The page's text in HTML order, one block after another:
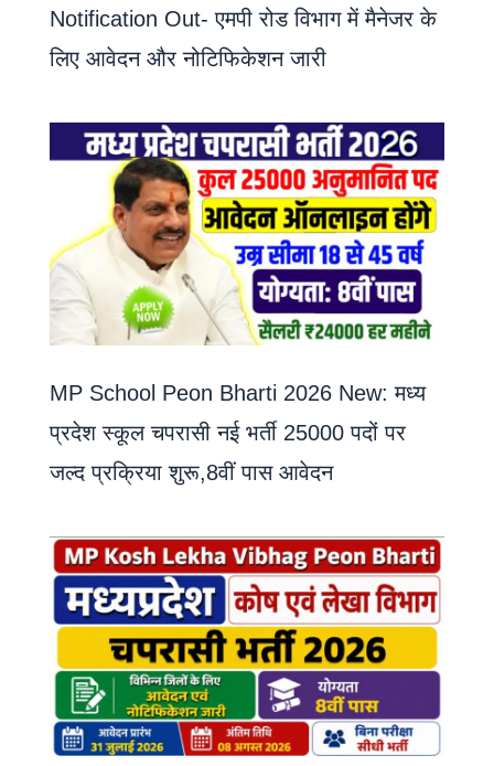
Notification Out- एमपी रोड विभाग में मैनेजर के
लिए आवेदन और नोटिफिकेशन जारी
MP School Peon Bharti 2026 New: मध्य
प्रदेश स्कूल चपरासी नई भर्ती 25000 पदों पर
जल्द प्रक्रिया शुरू,8वीं पास आवेदन